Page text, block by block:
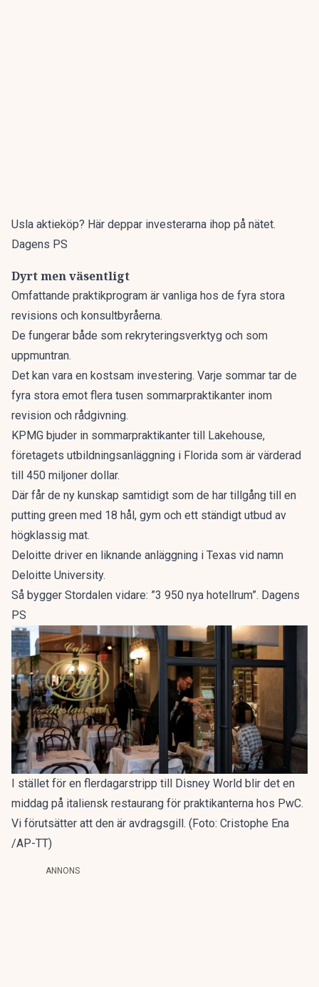
Usla aktieköp? Här deppar investerarna ihop på nätet.
Dagens PS
Dyrt men väsentligt
Omfattande praktikprogram är vanliga hos de fyra stora
revisions och konsultbyråerna.
De fungerar både som rekryteringsverktyg och som
uppmuntran.
Det kan vara en kostsam investering. Varje sommar tar de
fyra stora emot flera tusen sommarpraktikanter inom
revision och rådgivning.
KPMG bjuder in sommarpraktikanter till Lakehouse,
företagets utbildningsanläggning i Florida som är värderad
till 450 miljoner dollar.
Där får de ny kunskap samtidigt som de har tillgång till en
putting green med 18 hål, gym och ett ständigt utbud av
högklassig mat.
Deloitte driver en liknande anläggning i Texas vid namn
Deloitte University.
Så bygger Stordalen vidare: ”3 950 nya hotellrum”. Dagens
PS
I stället för en flerdagarstripp till Disney World blir det en
middag på italiensk restaurang för praktikanterna hos PwC.
Vi förutsätter att den är avdragsgill. (Foto: Cristophe Ena
/AP-TT)
ANNONS